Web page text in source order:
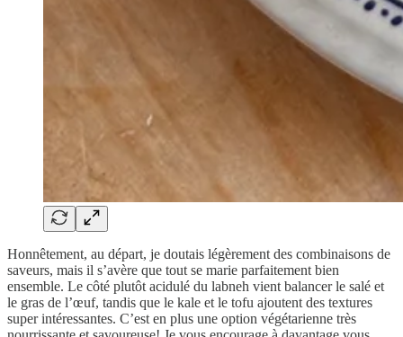
Honnêtement, au départ, je doutais légèrement des combinaisons de
saveurs, mais il s’avère que tout se marie parfaitement bien
ensemble. Le côté plutôt acidulé du labneh vient balancer le salé et
le gras de l’œuf, tandis que le kale et le tofu ajoutent des textures
super intéressantes. C’est en plus une option végétarienne très